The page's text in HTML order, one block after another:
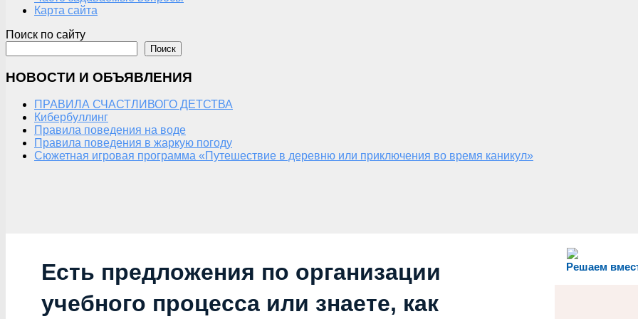
Карта сайта
Поиск по сайту
Поиск
НОВОСТИ И ОБЪЯВЛЕНИЯ
ПРАВИЛА СЧАСТЛИВОГО ДЕТСТВА
Кибербуллинг
Правила поведения на воде
Правила поведения в жаркую погоду
Сюжетная игровая программа «Путешествие в деревню или приключения во время каникул»
Решаем
Есть предложения по организации
учебного процесса или знаете, как